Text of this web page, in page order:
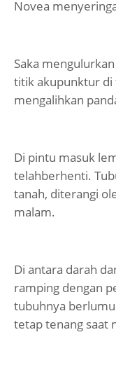
Novea
Saka
titik akupunktur di
mengalihkan
Di pintu masuk
telahberhenti.
tanah, diterangi
malam.
Di antara darah
ramping dengan
tubuhnya
tetap tenang saat